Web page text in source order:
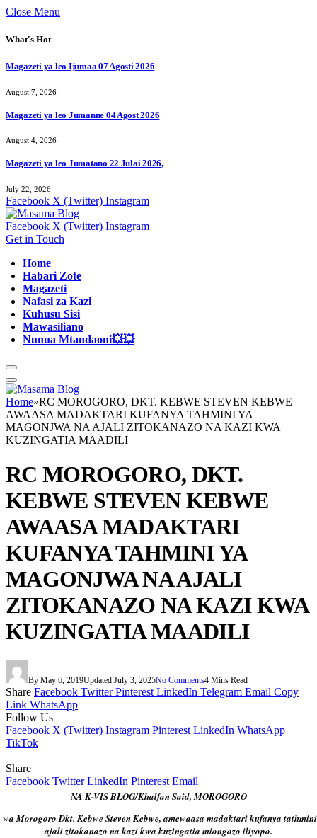
Close Menu
What's Hot
Magazeti ya leo Ijumaa 07 Agosti 2026
August 7, 2026
Magazeti ya leo Jumanne 04 Agost 2026
August 4, 2026
Magazeti ya leo Jumatano 22 Julai 2026,
July 22, 2026
Facebook X (Twitter) Instagram
Facebook X (Twitter) Instagram
Get in Touch
Home
Habari Zote
Magazeti
Nafasi za Kazi
Kuhusu Sisi
Mawasiliano
Nunua Mtandaoni💥💥
Home»RC MOROGORO, DKT. KEBWE STEVEN KEBWE
AWAASA MADAKTARI KUFANYA TAHMINI YA
MAGONJWA NA AJALI ZITOKANAZO NA KAZI KWA
KUZINGATIA MAADILI
RC MOROGORO, DKT.
KEBWE STEVEN KEBWE
AWAASA MADAKTARI
KUFANYA TAHMINI YA
MAGONJWA NA AJALI
ZITOKANAZO NA KAZI KWA
KUZINGATIA MAADILI
By May 6, 2019Updated:July 3, 2025No Comments4 Mins Read
Share Facebook Twitter Pinterest LinkedIn Telegram Email Copy
Link WhatsApp
Follow Us
Facebook X (Twitter) Instagram Pinterest LinkedIn WhatsApp
TikTok
Share
Facebook Twitter LinkedIn Pinterest Email
NA K-VIS BLOG/Khalfan Said, MOROGORO
Morogoro Dkt. Kebwe Steven Kebwe, amewaasa madaktari kufanya
ajali zitokanazo na kazi kwa kuzingatia miongozo iliyopo.